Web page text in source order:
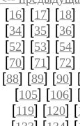
[16] [17] [18]
[34] [35] [36]
[52] [53] [54]
[70] [71] [72]
[88] [89] [90]
[105] [106]
[119] [120] [